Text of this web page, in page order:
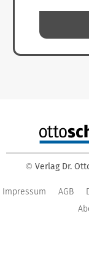
© Verlag Dr.
Impressum AGB